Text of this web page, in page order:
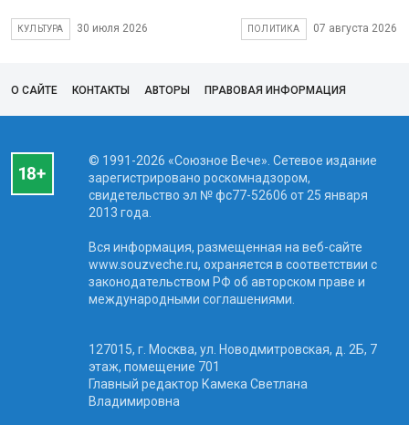
КУЛЬТУРА 30 июля 2026 ПОЛИТИКА 07 августа 2026
О САЙТЕ КОНТАКТЫ АВТОРЫ ПРАВОВАЯ ИНФОРМАЦИЯ
© 1991-2026 «Союзное Вече». Сетевое издание
зарегистрировано роскомнадзором,
свидетельство эл № фc77-52606 от 25 января
2013 года.
Вся информация, размещенная на веб-сайте
www.souzveche.ru, охраняется в соответствии с
законодательством РФ об авторском праве и
международными соглашениями.
127015, г. Москва, ул. Новодмитровская, д. 2Б, 7
этаж, помещение 701
Главный редактор Камека Светлана
Владимировна